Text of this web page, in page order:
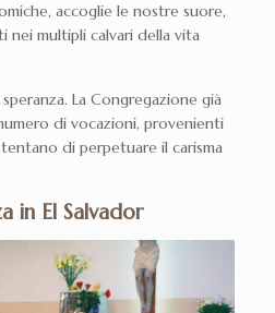
accoglie le nostre suore,
nei multipli calvari della vita
La Congregazione già
di vocazioni, provenienti
di perpetuare il carisma
in El Salvador